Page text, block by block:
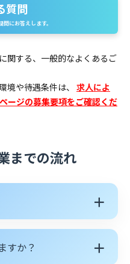
質問
にお答えします。
関する、一般的なよくあるご
境や待遇条件は、 求人によ
ージの募集要項をご確認くだ
までの流れ
＋
すか？ ＋